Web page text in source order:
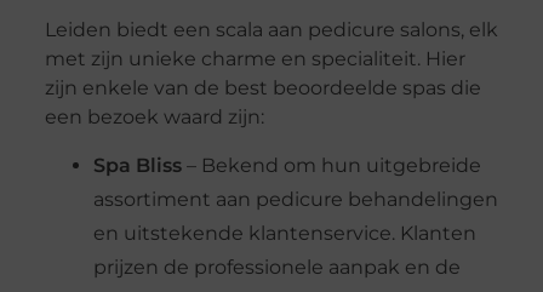
Leiden biedt een scala aan pedicure salons, elk
met zijn unieke charme en specialiteit. Hier
zijn enkele van de best beoordeelde spas die
een bezoek waard zijn:
Spa Bliss– Bekend om hun uitgebreide
assortiment aan pedicure behandelingen
en uitstekende klantenservice. Klanten
prijzen de professionele aanpak en de